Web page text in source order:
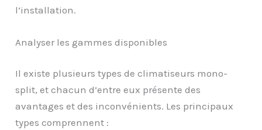
l’installation.
Analyser les gammes disponibles
Il existe plusieurs types de climatiseurs mono-
split, et chacun d’entre eux présente des
avantages et des inconvénients. Les principaux
types comprennent :